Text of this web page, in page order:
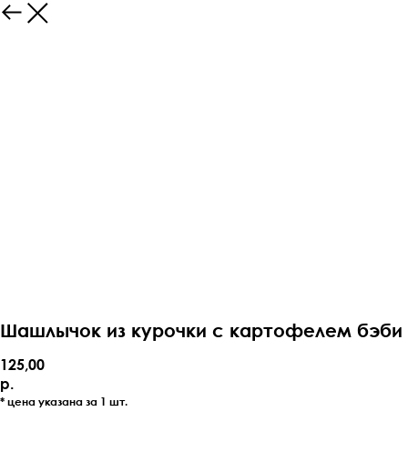
Шашлычок из курочки с картофелем бэби
125,00
р.
* цена указана за 1 шт.